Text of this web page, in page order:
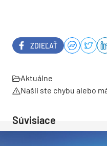
ZDIEĽAŤ
Aktuálne
Našli ste chybu alebo
Súvisiace